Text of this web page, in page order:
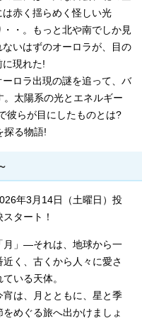
は赤く揺らめく怪しい光
・・。もっと北や南でしか見
ないはずのオーロラが、目の
に現れた!
ーロラ出現の謎を追って、バ
太陽系の光とエネルギー
彼らが目にしたものとは?
探る物語!
年3月14日（土曜日）投
スタート！
月」―それは、地球から一
近く、古くから人々に愛さ
ている天体。
宵は、月とともに、星と季
をめぐる旅へ出かけましょ